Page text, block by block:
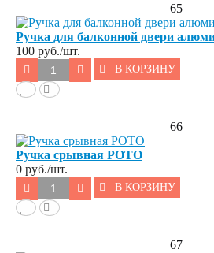
65
Ручка для балконной двери
100 руб./шт.
В КОРЗИНУ
66
Ручка срывная РОТО
0 руб./шт.
В КОРЗИНУ
67